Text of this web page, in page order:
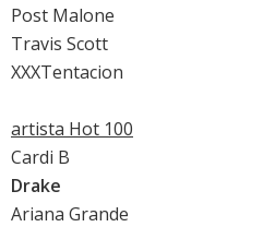
Post Malone
Travis Scott
XXXTentacion
artista Hot 100
Cardi B
Drake
Ariana Grande